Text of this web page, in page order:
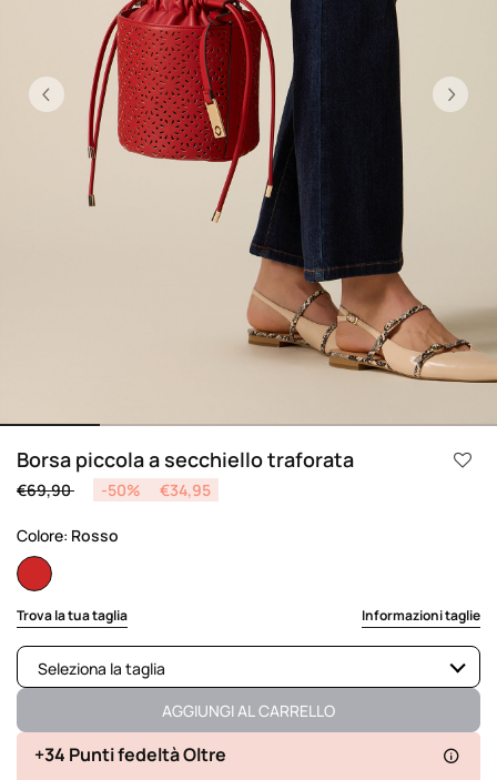
Precedente
Borsa piccola a secchiello traforata
Price reduced from
€69,90to -50% €34,95
Colore: Rosso
selected
Trova la tua taglia Informazioni taglie
Seleziona la taglia
AGGIUNGI AL CARRELLO
+34 Punti fedeltà Oltre